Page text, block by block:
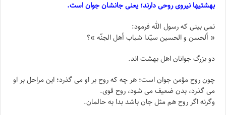
بهشتیها نیروی روحی دارند؛ یعنی جانشان جوان است.
نمی بینی که رسول الله فرمود:
« ألحسن و الحسین سیّدا شباب أهل الجنّه »؟
دو بزرگ جوانان اهل بهشت اند.
چون روح مؤمن جوان است؛ هر چه که روح بر او می گذرد؛ این مراحل بر او
می گذرد، بدن ضعیف می شود، روح قوی.
وگرنه اگر روح هم مثل جان باشد بدا به حالمان.